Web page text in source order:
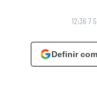
12:36 7
Definir